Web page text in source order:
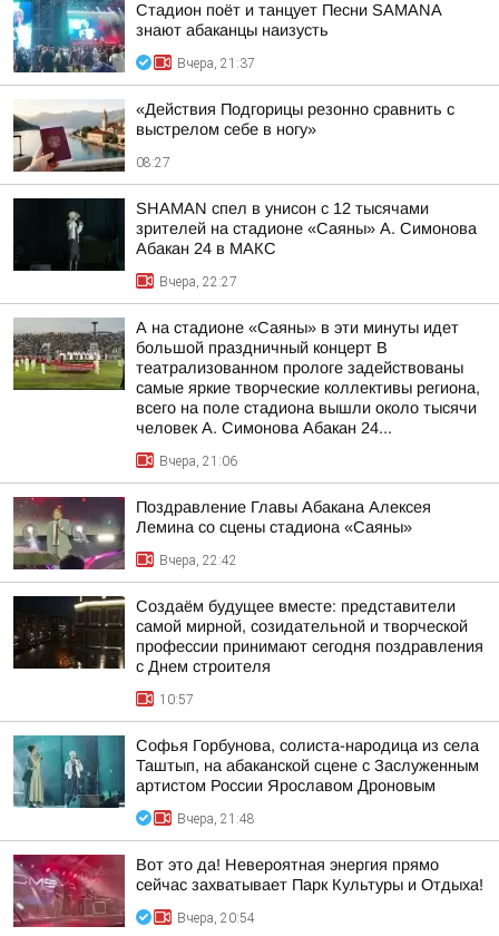
Стадион поёт и танцует Песни SAMANA
знают абаканцы наизусть
Вчера, 21:37
«Действия Подгорицы резонно сравнить с
выстрелом себе в ногу»
08:27
SHAMAN спел в унисон с 12 тысячами
зрителей на стадионе «Саяны» А. Симонова
Абакан 24 в МАКС
Вчера, 22:27
А на стадионе «Саяны» в эти минуты идет
большой праздничный концерт В
театрализованном прологе задействованы
самые яркие творческие коллективы региона,
всего на поле стадиона вышли около тысячи
человек А. Симонова Абакан 24...
Вчера, 21:06
Поздравление Главы Абакана Алексея
Лемина со сцены стадиона «Саяны»
Вчера, 22:42
Создаём будущее вместе: представители
самой мирной, созидательной и творческой
профессии принимают сегодня поздравления
с Днем строителя
10:57
Софья Горбунова, солиста-народица из села
Таштып, на абаканской сцене с Заслуженным
артистом России Ярославом Дроновым
Вчера, 21:48
Вот это да! Невероятная энергия прямо
сейчас захватывает Парк Культуры и Отдыха!
Вчера, 20:54